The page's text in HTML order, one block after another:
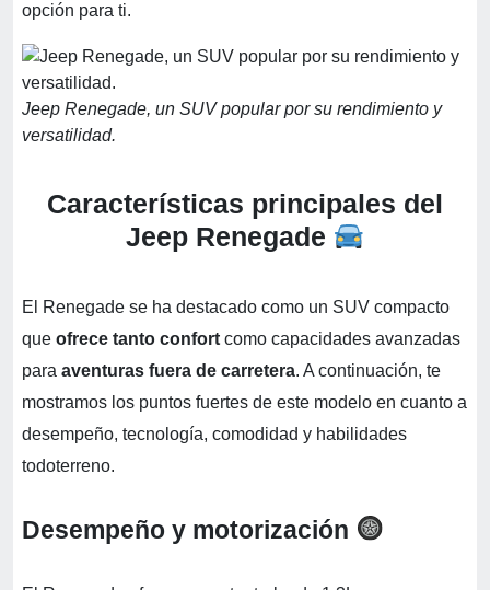
opción para ti.
Jeep Renegade, un SUV popular por su rendimiento y
versatilidad.
Características principales del
Jeep Renegade
El Renegade se ha destacado como un SUV compacto
que ofrece tanto confort como capacidades avanzadas
para aventuras fuera de carretera. A continuación, te
mostramos los puntos fuertes de este modelo en cuanto a
desempeño, tecnología, comodidad y habilidades
todoterreno.
Desempeño y motorización